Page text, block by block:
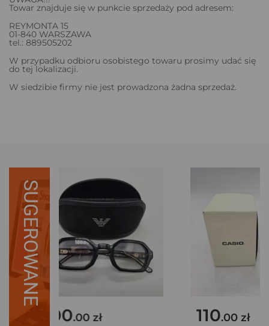
Towar znajduje się w punkcie sprzedaży pod adresem:
REYMONTA 15
01-840 WARSZAWA
tel.: 889505202
W przypadku odbioru osobistego towaru prosimy udać się
do tej lokalizacji.
W siedzibie firmy nie jest prowadzona żadna sprzedaż.
SUGEROWANE
700.00 zł 110.00 zł